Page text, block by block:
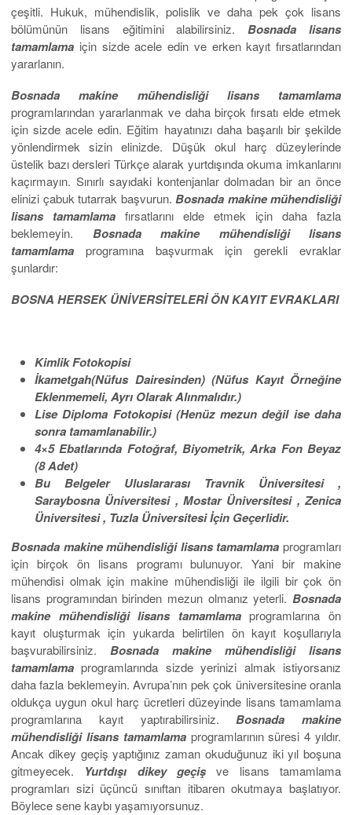
çeşitli. Hukuk, mühendislik, polislik ve daha pek çok lisans
bölümünün lisans eğitimini alabilirsiniz.Bosnada
lisans
tamamlama için sizde acele edin ve erken kayıt fırsatlarından
yararlanın.
Bosnada makine mühendisliği lisans tamamlama
programlarından yararlanmak ve daha birçok fırsatı elde etmek
için sizde acele edin. Eğitim hayatınızı daha başarılı bir şekilde
yönlendirmek sizin elinizde. Düşük okul harç düzeylerinde
üstelik bazı dersleri Türkçe alarak yurtdışında okuma imkanlarını
kaçırmayın. Sınırlı sayıdaki kontenjanlar dolmadan bir an önce
elinizi çabuk tutarrak başvurun. Bosnada makine mühendisliği
lisans tamamlama fırsatlarını elde etmek için daha fazla
beklemeyin. Bosnada makine mühendisliği lisans
tamamlama programına başvurmak için gerekli evraklar
şunlardır:
BOSNA HERSEK ÜNİVERSİTELERİ ÖN KAYIT EVRAKLARI
KimlikFotokopisi
İkametgah(Nüfus Dairesinden) (Nüfus Kayıt Örneğine
Eklenmemeli, Ayrı Olarak Alınmalıdır.)
Lise Diploma Fotokopisi (Henüz mezun değil ise daha
sonra tamamlanabilir.)
4×5 Ebatlarında Fotoğraf, Biyometrik, Arka Fon Beyaz
(8 Adet)
Bu Belgeler Uluslararası Travnik Üniversitesi ,
Saraybosna Üniversitesi , Mostar Üniversitesi , Zenica
Üniversitesi , Tuzla Üniversitesi İçin Geçerlidir.
Bosnada makine mühendisliği lisans tamamlama programları
için birçok ön lisans programı bulunuyor. Yani bir makine
mühendisi olmak için makine mühendisliği ile ilgili bir çok ön
lisans programından birinden mezun olmanız yeterli. Bosnada
makine mühendisliği lisans tamamlamaprogramlarına ön
kayıt oluşturmak için yukarda belirtilen ön kayıt koşullarıyla
başvurabilirsiniz. Bosnada makine mühendisliği lisans
tamamlama programlarında sizde yerinizi almak istiyorsanız
daha fazla beklemeyin. Avrupa’nın pek çok üniversitesine oranla
oldukça uygun okul harç ücretleri düzeyinde lisans tamamlama
programlarına kayıt yaptırabilirsiniz.Bosnada makine
mühendisliği lisans tamamlamaprogramlarının süresi 4 yıldır.
Ancak dikey geçiş yaptığınız zaman okuduğunuz iki yıl boşuna
gitmeyecek. Yurtdışı dikey geçişve lisans tamamlama
programları sizi üçüncü sınıftan itibaren okutmaya başlatıyor.
Böylece sene kaybı yaşamıyorsunuz.